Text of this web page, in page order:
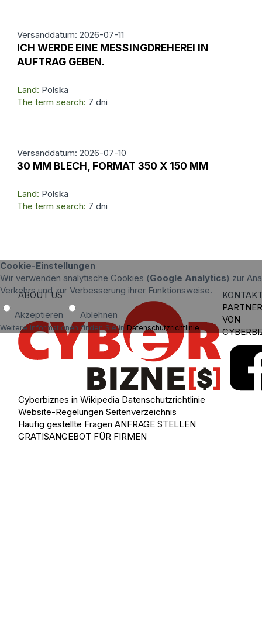
Versanddatum: 2026-07-11
ICH WERDE EINE MESSINGDREHEREI IN
AUFTRAG GEBEN.
Land: Polska
The term search: 7 dni
Versanddatum: 2026-07-10
30 MM BLECH, FORMAT 350 X 150 MM
Land: Polska
The term search: 7 dni
Cookie-Einstellungen
Wir verwenden analytische Cookies (Google Analytics) zur
Verkehrs und zur Verbesserung ihrer Funktionsweise.
Akzeptieren Ablehnen
Weitere Informationen finden Sie in Datenschutzrichtlinie.
ABOUT US
Cyberbiznes in Wikipedia Datenschutzrichtlinie
Website-Regelungen Seitenverzeichnis
Häufig gestellte Fragen ANFRAGE STELLEN
GRATISANGEBOT FÜR FIRMEN
VON